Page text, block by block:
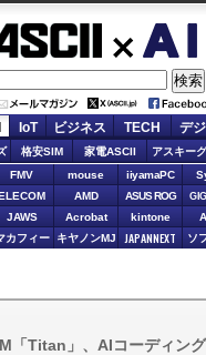
AI
IoT ビジネス TECH デ
格安SIM 家電ASCII アスキー
FMV mouse iiyamaPC
AMD ASUS ROG
JAWS Acrobat kintone
カフィー キヤノンMJ JAPANNEXT ソ
「Titan」、AIコーディン